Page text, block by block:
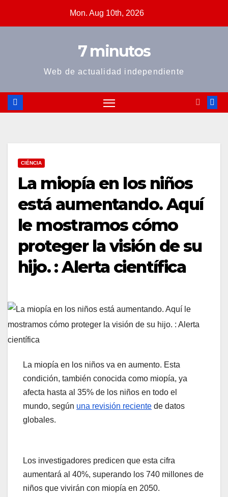
Mon. Aug 10th, 2026
7 minutos
Web de actualidad independiente
CIÉNCIA
La miopía en los niños
está aumentando. Aquí
le mostramos cómo
proteger la visión de su
hijo. : Alerta científica
La miopía en los niños va en aumento. Esta
condición, también conocida como miopía, ya
afecta hasta al 35% de los niños en todo el
mundo, según una revisión reciente de datos
globales.
Los investigadores predicen que esta cifra
aumentará al 40%, superando los 740 millones de
niños que vivirán con miopía en 2050.